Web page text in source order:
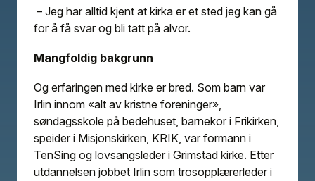
– Jeg har alltid kjent at kirka er et sted jeg kan gå
for å få svar og bli tatt på alvor.
Mangfoldig bakgrunn
Og erfaringen med kirke er bred. Som barn var
Irlin innom «alt av kristne foreninger»,
søndagsskole på bedehuset, barnekor i Frikirken,
speider i Misjonskirken, KRIK, var formann i
TenSing og lovsangsleder i Grimstad kirke. Etter
utdannelsen jobbet Irlin som trosopplærerleder i